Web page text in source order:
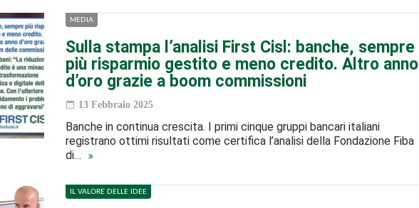
MEDIA
Sulla stampa l’analisi First Cisl: banche, sempre
più risparmio gestito e meno credito. Altro anno
d’oro grazie a boom commissioni
13 Febbraio 2025
Banche in continua crescita. I primi cinque gruppi bancari italiani
registrano ottimi risultati come certifica l’analisi della Fondazione Fiba
di…
IL VALORE DELLE IDEE